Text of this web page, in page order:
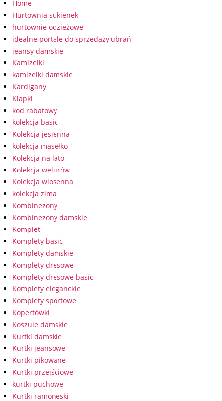
Home
Hurtownia sukienek
hurtownie odzieżowe
idealne portale do sprzedaży ubrań
jeansy damskie
Kamizelki
kamizelki damskie
Kardigany
Klapki
kod rabatowy
kolekcja basic
Kolekcja jesienna
kolekcja masełko
Kolekcja na lato
Kolekcja welurów
Kolekcja wiosenna
kolekcja zima
Kombinezony
Kombinezony damskie
Komplet
Komplety basic
Komplety damskie
Komplety dresowe
Komplety dresowe basic
Komplety eleganckie
Komplety sportowe
Kopertówki
Koszule damskie
Kurtki damskie
Kurtki jeansowe
Kurtki pikowane
Kurtki przejściowe
kurtki puchowe
Kurtki ramoneski